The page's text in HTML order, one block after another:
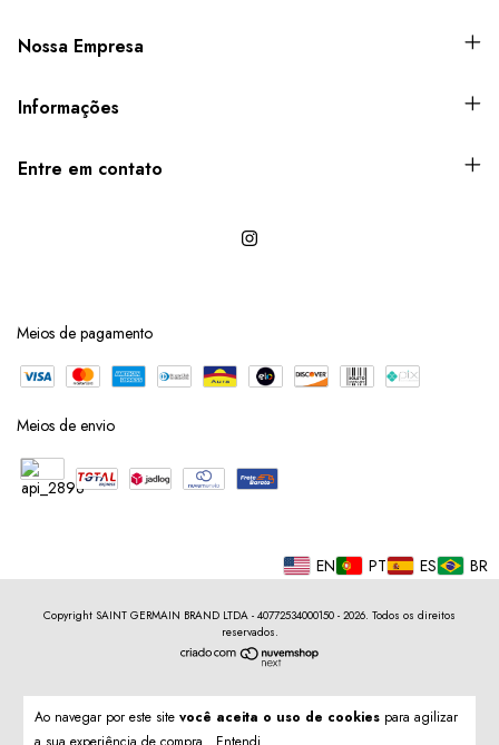
Ao navegar por este site você aceita o uso de cookies para agilizar
Nossa Empresa
Informações
Entre em contato
Meios de pagamento
Meios de envio
EN PT ES BR
Copyright SAINT GERMAIN BRAND LTDA - 40772534000150 - 2026. Todos os direitos
reservados.